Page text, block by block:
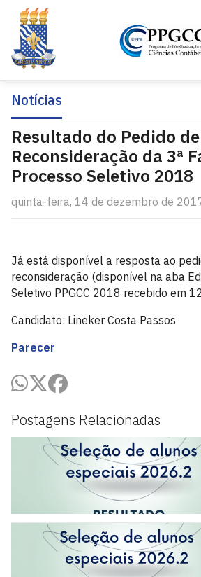
Postagens Relacionadas
Notícias
Resultado do Pedido de
Reconsideração da 3ª
Processo Seletivo 2018
quinta-feira, 14 de dezembro de
Já está disponível a resposta ao
reconsideração (disponível na aba
Seletivo PPGCC 2018 recebido em
Candidato: Lineker Costa Passos
Parecer